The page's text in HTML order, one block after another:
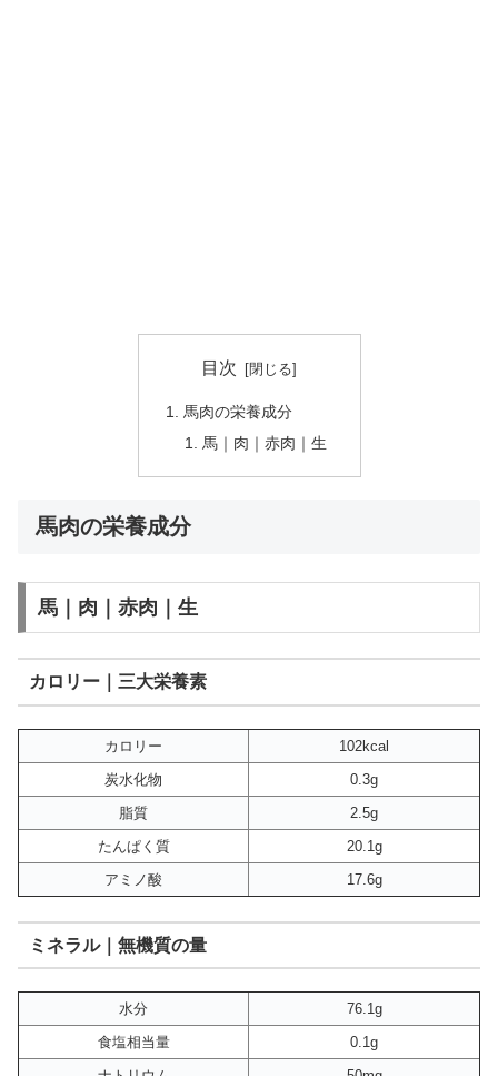
目次
馬肉の栄養成分
馬｜肉｜赤肉｜生
馬肉の栄養成分
馬｜肉｜赤肉｜生
カロリー｜三大栄養素
カロリー
102kcal
炭水化物
0.3g
脂質
2.5g
たんぱく質
20.1g
アミノ酸
17.6g
ミネラル｜無機質の量
水分
76.1g
食塩相当量
0.1g